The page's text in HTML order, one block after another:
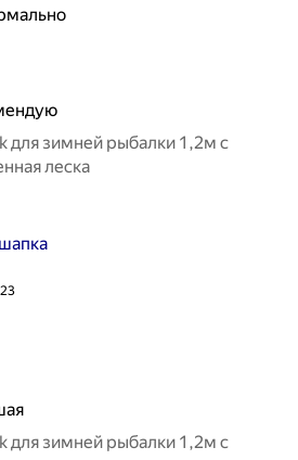
для зимней рыбалки 1,2м с
леска
для зимней рыбалки 1,2м с